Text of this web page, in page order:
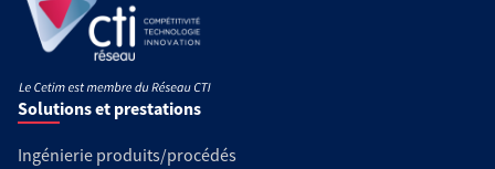
Solutions et prestations
Ingénierie produits/procédés